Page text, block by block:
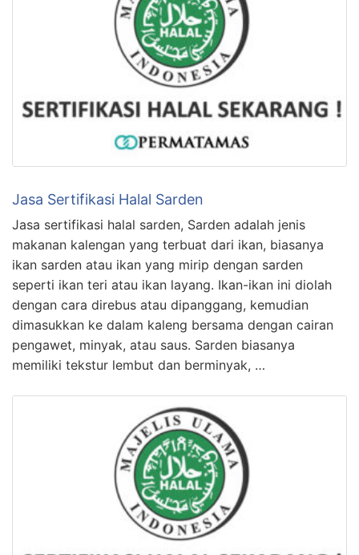
Jasa Sertifikasi Halal Sarden
Jasa sertifikasi halal sarden, Sarden adalah jenis
makanan kalengan yang terbuat dari ikan, biasanya
ikan sarden atau ikan yang mirip dengan sarden
seperti ikan teri atau ikan layang. Ikan-ikan ini diolah
dengan cara direbus atau dipanggang, kemudian
dimasukkan ke dalam kaleng bersama dengan cairan
pengawet, minyak, atau saus. Sarden biasanya
memiliki tekstur lembut dan berminyak, …